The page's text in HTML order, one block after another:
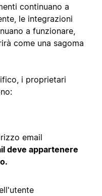
continuano a
le integrazioni
a funzionare,
come una sagoma
i proprietari
email
deve appartenere